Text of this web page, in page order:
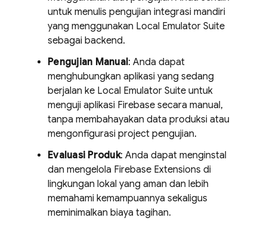
untuk menulis pengujian integrasi mandiri
yang menggunakan Local Emulator Suite
sebagai backend.
Pengujian Manual: Anda dapat
menghubungkan aplikasi yang sedang
berjalan ke Local Emulator Suite untuk
menguji aplikasi Firebase secara manual,
tanpa membahayakan data produksi atau
mengonfigurasi project pengujian.
Evaluasi Produk: Anda dapat menginstal
dan mengelola Firebase Extensions di
lingkungan lokal yang aman dan lebih
memahami kemampuannya sekaligus
meminimalkan biaya tagihan.